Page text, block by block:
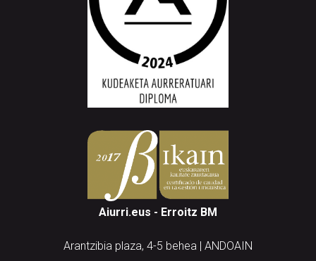
Aiurri.eus - Erroitz BM
Arantzibia plaza, 4-5 behea | ANDOAIN